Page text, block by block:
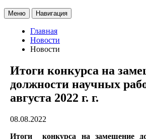
Меню Навигация
Главная
Новости
Новости
Итоги конкурса на
должности научных
августа 2022 г. г.
08.08.2022
Итоги конкурса на замещение